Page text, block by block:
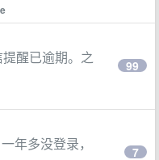
醒已逾期。之
99
年多没登录，
7